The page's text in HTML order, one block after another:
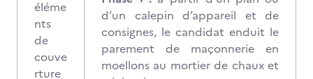
éléme
nts
de
couve
rture
d’un calepin d’appareil et de
consignes, le candidat enduit le
parement de maçonnerie en
moellons au mortier de chaux et